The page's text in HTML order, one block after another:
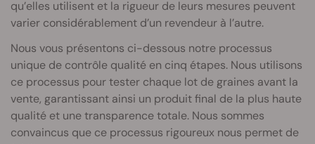
qu’elles utilisent et la rigueur de leurs mesures peuvent
varier considérablement d’un revendeur à l’autre.
Nous vous présentons ci-dessous notre processus
unique de contrôle qualité en cinq étapes. Nous utilisons
ce processus pour tester chaque lot de graines avant la
vente, garantissant ainsi un produit final de la plus haute
qualité et une transparence totale. Nous sommes
convaincus que ce processus rigoureux nous permet de